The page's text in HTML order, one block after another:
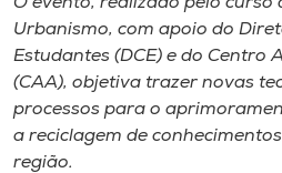
CPA
Biblioteca
Editora
Urbanismo, com apoio do
Estudantes (DCE) e do Centro
(CAA), objetiva trazer novas
processos para o
a reciclagem de
região.